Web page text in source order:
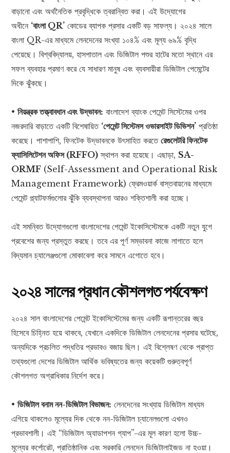
বাড়ানো এবং অর্থনৈতিক প্রবৃদ্ধিকে ত্বরান্বিত করা। এই উদ্যোগের
অধীনে ‘বাংলা QR’ কোডের ব্যাপক প্রসার একটি বড় সাফল্য। ২০২৪ সালে
বাংলা QR-এর মাধ্যমে লেনদেনের সংখ্যা ১০৪% এবং মূল্য ৬৯% বৃদ্ধি
পেয়েছে। বিশ্ববিদ্যালয়, হাসপাতাল এবং ডিজিটাল পশুর হাটের মতো স্থানে এর
সফল ব্যবহার প্রমাণ করে যে সাধারণ মানুষ এবং ব্যবসায়ীরা ডিজিটাল পেমেন্টের
দিকে ঝুঁকছে।
•নিয়ন্ত্রক তত্ত্বাবধান এবং উদ্ভাবন: বাংলাদেশ ব্যাংক পেমেন্ট সিস্টেমের ওপর
নজরদারি বাড়াতে একটি বিশেষায়িত ‘পেমেন্ট সিস্টেমস ওভারসাইট ডিভিশন’ প্রতিষ্ঠা
করেছে। পাশাপাশি, ফিনটেক উদ্ভাবনকে উৎসাহিত করতেরেগুলেটরি ফিনটেক
ফ্যাসিলিটেশন অফিস (RFFO) স্থাপন করা হয়েছে। এছাড়া, SA-
ORMF (Self-Assessment and Operational Risk
Management Framework) ফ্রেমওয়ার্ক বাস্তবায়নের মাধ্যমে
পেমেন্ট প্ল্যাটফর্মগুলোর ঝুঁকি ব্যবস্থাপনা আরও শক্তিশালী করা হচ্ছে।
এই সমন্বিত উদ্যোগগুলো বাংলাদেশের পেমেন্ট ইকোসিস্টেমকে একটি নতুন যুগে
প্রবেশের জন্য প্রস্তুত করছে। তবে এর পূর্ণ সম্ভাবনা কাজে লাগাতে হলে
বিদ্যমান চ্যালেঞ্জগুলো মোকাবেলা করে সামনে এগোতে হবে।
২০২৪ সালের প্রধান কৌশলগত পর্যবেক্ষণ
২০২৪ সাল বাংলাদেশের পেমেন্ট ইকোসিস্টেমের জন্য একটি রূপান্তরের বছর
হিসেবে চিহ্নিত হয়ে থাকবে, যেখানে একদিকে ডিজিটাল লেনদেনের প্রসার ঘটেছে,
অন্যদিকে প্রচলিত পদ্ধতির প্রভাবও বজায় ছিল। এই বিশ্লেষণ থেকে প্রাপ্ত
তথ্যগুলো দেশের ডিজিটাল আর্থিক ভবিষ্যতের জন্য কয়েকটি গুরুত্বপূর্ণ
কৌশলগত অগ্রাধিকার নির্দেশ করে।
•ডিজিটাল বনাম নন-ডিজিটাল বিভাজন: লেনদেনের সংখ্যায় ডিজিটাল মাধ্যম
এগিয়ে থাকলেও মূল্যের দিক থেকে নন-ডিজিটাল চ্যানেলগুলো এখনও
প্রভাবশালী। এই “ডিজিটাল অ্যাডাপশন গ্যাপ”-এর মূল কারণ হলো উচ্চ-
মূল্যের কর্পোরেট, প্রাতিষ্ঠানিক এবং সরকারি লেনদেন ডিজিটালাইজড না হওয়া।